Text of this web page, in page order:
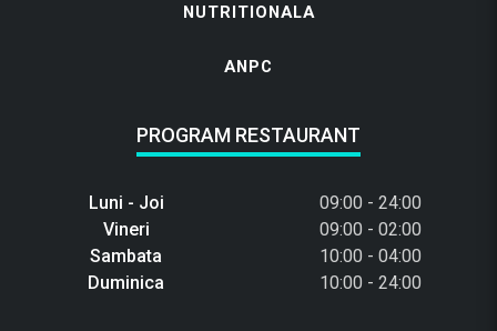
NUTRITIONALA
ANPC
PROGRAM RESTAURANT
Luni - Joi
09:00 - 24:00
Vineri
09:00 - 02:00
Sambata
10:00 - 04:00
Duminica
10:00 - 24:00